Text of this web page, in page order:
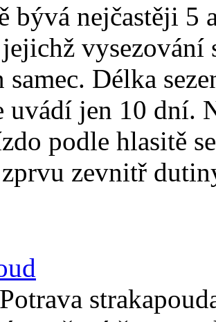
bývá nejčastěji 5
vysezování
Délka
uvádí jen 10 dní.
podle hlasitě
zevnitř
Potrava